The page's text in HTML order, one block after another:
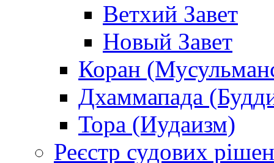
Ветхий Завет
Новый Завет
Коран
Дхаммапада
Тора (Иудаизм)
Реєстр судових